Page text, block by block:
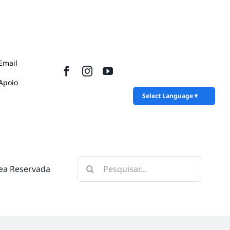
Select Language▼
Reservada Pesquisar